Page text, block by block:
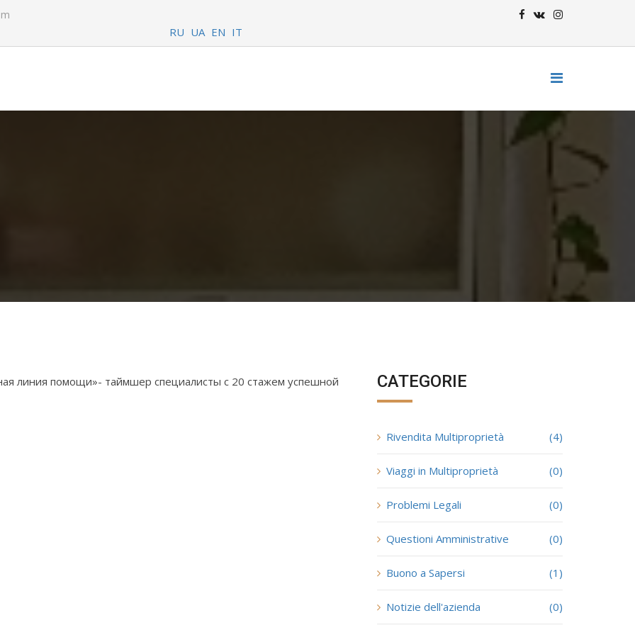
RU UA EN IT
линия помощи»- таймшер специалисты с 20 стажем успешной CATEGORIE
Rivendita Multiproprietà (4)
Viaggi in Multiproprietà (0)
Problemi Legali (0)
Questioni Amministrative (0)
Buono a Sapersi (1)
Notizie dell'azienda (0)